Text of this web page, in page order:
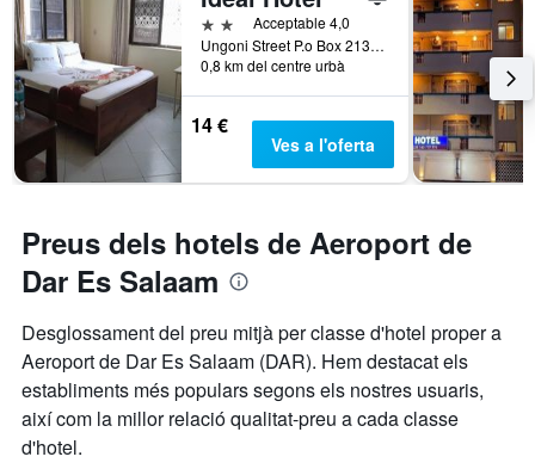
2 estrellesAcceptable 4,0
Ungoni Street P.o Box 2134, Dar Es Salaam, Tanzània
0,8 km del centre urbà
14 €
Ves a l'oferta
Preus dels hotels de Aeroport de
Dar Es Salaam
Desglossament del preu mitjà per classe d'hotel proper a
Aeroport de Dar Es Salaam (DAR). Hem destacat els
establiments més populars segons els nostres usuaris,
així com la millor relació qualitat-preu a cada classe
d'hotel.